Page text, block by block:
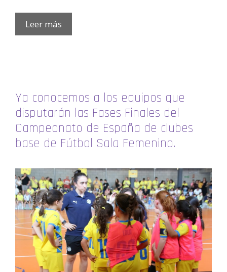
Leer más
Ya conocemos a los equipos que
disputarán las Fases Finales del
Campeonato de España de clubes
base de Fútbol Sala Femenino.